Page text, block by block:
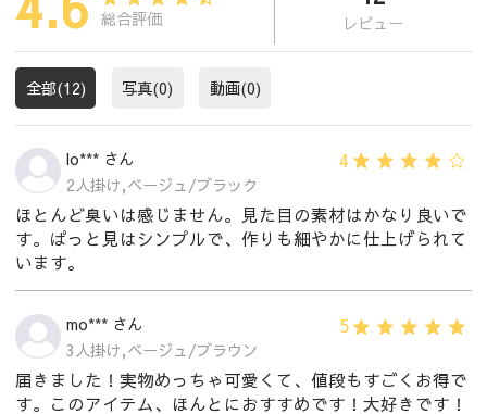
総合評価 レビュー
全部(12) 写真(0) 動画(0)
lo*** さん 4
2人掛け,ベージュ/ブラック
ほとんど臭いは感じません。見た目の素材はかなり良いで
す。ぱっと見はシンプルで、作りも細やかに仕上げられて
います。
mo*** さん 5
3人掛け,ベージュ/ブラウン
届きました！実物めっちゃ可愛くて、値段もすごくお得で
す。このアイテム、ほんとにおすすめです！大好きです！